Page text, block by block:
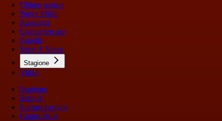
Ultime notizie
News Milan
Rassegna
Calciomercato
Pagelle
Serie A News
Stagione
Video
Stagione
Serie A
Europa League
Coppa Italia